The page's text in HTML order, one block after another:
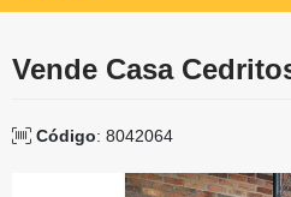
Vende Casa
Código: 8042064